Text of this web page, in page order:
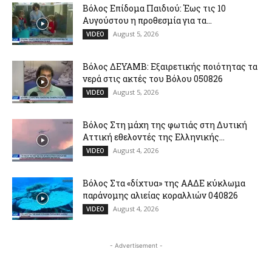
Βόλος Επίδομα Παιδιού: Έως τις 10
Αυγούστου η προθεσμία για τα...
VIDEO August 5, 2026
Βόλος ΔΕΥΑΜΒ: Εξαιρετικής ποιότητας τα
νερά στις ακτές του Βόλου 050826
VIDEO August 5, 2026
Βόλος Στη μάχη της φωτιάς στη Δυτική
Αττική εθελοντές της Ελληνικής...
VIDEO August 4, 2026
Βόλος Στα «δίχτυα» της ΑΑΔΕ κύκλωμα
παράνομης αλιείας κοραλλιών 040826
VIDEO August 4, 2026
- Advertisement -